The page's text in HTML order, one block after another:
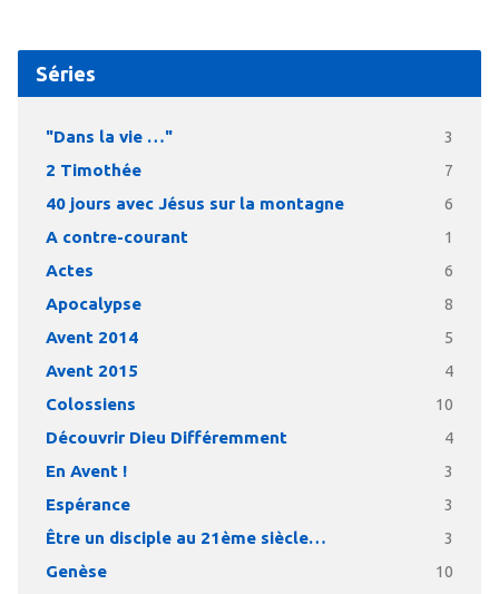
Séries
"Dans la vie …" 3
2 Timothée 7
40 jours avec Jésus sur la montagne 6
A contre-courant 1
Actes 6
Apocalypse 8
Avent 2014 5
Avent 2015 4
Colossiens 10
Découvrir Dieu Différemment 4
En Avent ! 3
Espérance 3
Être un disciple au 21ème siècle… 3
Genèse 10